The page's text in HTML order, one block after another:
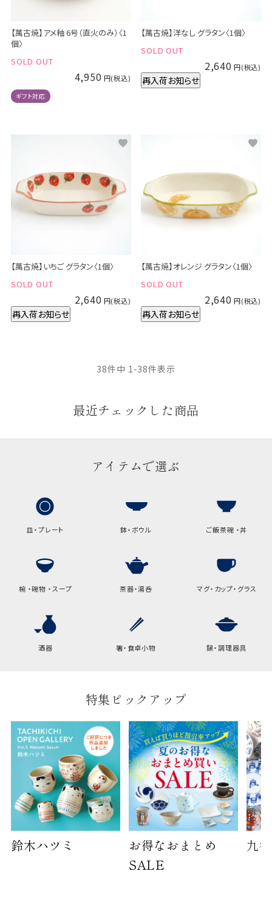
【萬古焼】アメ釉 6号（直火のみ）〈1
個〉
SOLD OUT
4,950
ギフト対応
【萬古焼】洋なし グラタン〈1個〉
SOLD OUT
2,640
再入荷お知らせ
【萬古焼】いちご グラタン〈1個〉
SOLD OUT
2,640
再入荷お知らせ
【萬古焼】オレンジ グラタン〈1個〉
SOLD OUT
2,640
再入荷お知らせ
38件中 1 -38件表示
最近チェックした商品
アイテムで選ぶ
皿・プレート 鉢・ボウル ご飯茶碗 ・丼
椀 ・碗物 ・スープ 茶器・湯呑 マグ・カップ・グラス
酒器 箸・食卓小物 鍋・調理器具
特集ピックアップ
鈴木ハツミ
お得なおまとめ
SALE
九